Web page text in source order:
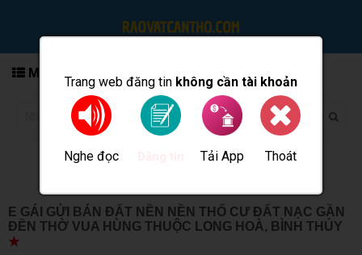
Trang web đăng tin không cần tài khoản
Nghe đọc Tải App Thoát
MENU
E GÁI GỬI BÁN ĐẤT NỀN NỀN THỔ CƯ ĐẤT NẠC GẦN
ĐỀN THỜ VUA HÙNG THUỘC LONG HOÀ, BÌNH THỦY
★